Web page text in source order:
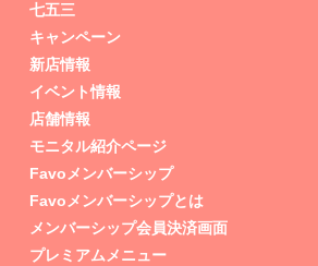
七五三
キャンペーン
新店情報
イベント情報
店舗情報
モニタル紹介ページ
Favoメンバーシップ
Favoメンバーシップとは
メンバーシップ会員決済画面
プレミアムメニュー